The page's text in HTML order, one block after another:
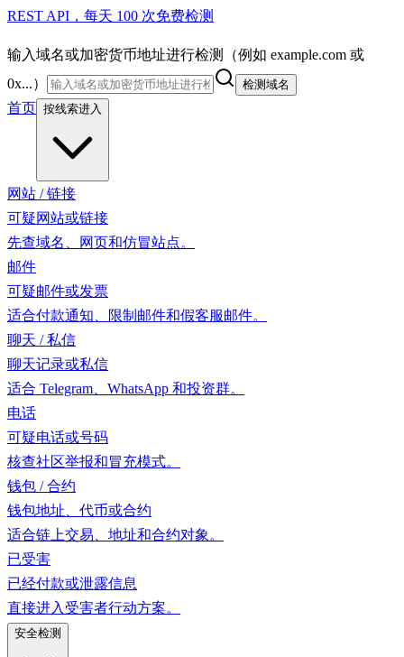
REST API，每天 100 次免费检测
输入域名或加密货币地址进行检测（例如 example.com 或
0x...）
检测域名
首页 按线索进入
网站 / 链接
可疑网站或链接
先查域名、网页和仿冒站点。
邮件
可疑邮件或发票
适合付款通知、限制邮件和假客服邮件。
聊天 / 私信
聊天记录或私信
适合 Telegram、WhatsApp 和投资群。
电话
可疑电话或号码
核查社区举报和冒充模式。
钱包 / 合约
钱包地址、代币或合约
适合链上交易、地址和合约对象。
已受害
已经付款或泄露信息
直接进入受害者行动方案。
安全检测